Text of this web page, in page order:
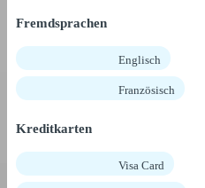
Fremdsprachen
Englisch
Französisch
Kreditkarten
Visa Card